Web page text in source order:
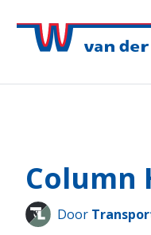
Column
Door